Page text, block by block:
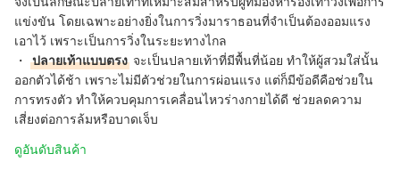
แข่งขัน โดยเฉพาะอย่างยิ่งในการวิ่งมาราธอนที่จำเป็นต้องออมแรง
เอาไว้ เพราะเป็นการวิ่งในระยะทางไกล
・
ปลายเท้าแบบตรง จะเป็นปลายเท้าที่มีพื้นที่น้อย ทำให้ผู้สวมใส่นั้น
ออกตัวได้ช้า เพราะไม่มีตัวช่วยในการผ่อนแรง แต่ก็มีข้อดีคือช่วยใน
การทรงตัว ทำให้ควบคุมการเคลื่อนไหวร่างกายได้ดี ช่วยลดความ
เสี่ยงต่อการล้มหรือบาดเจ็บ
ดูอันดับสินค้า